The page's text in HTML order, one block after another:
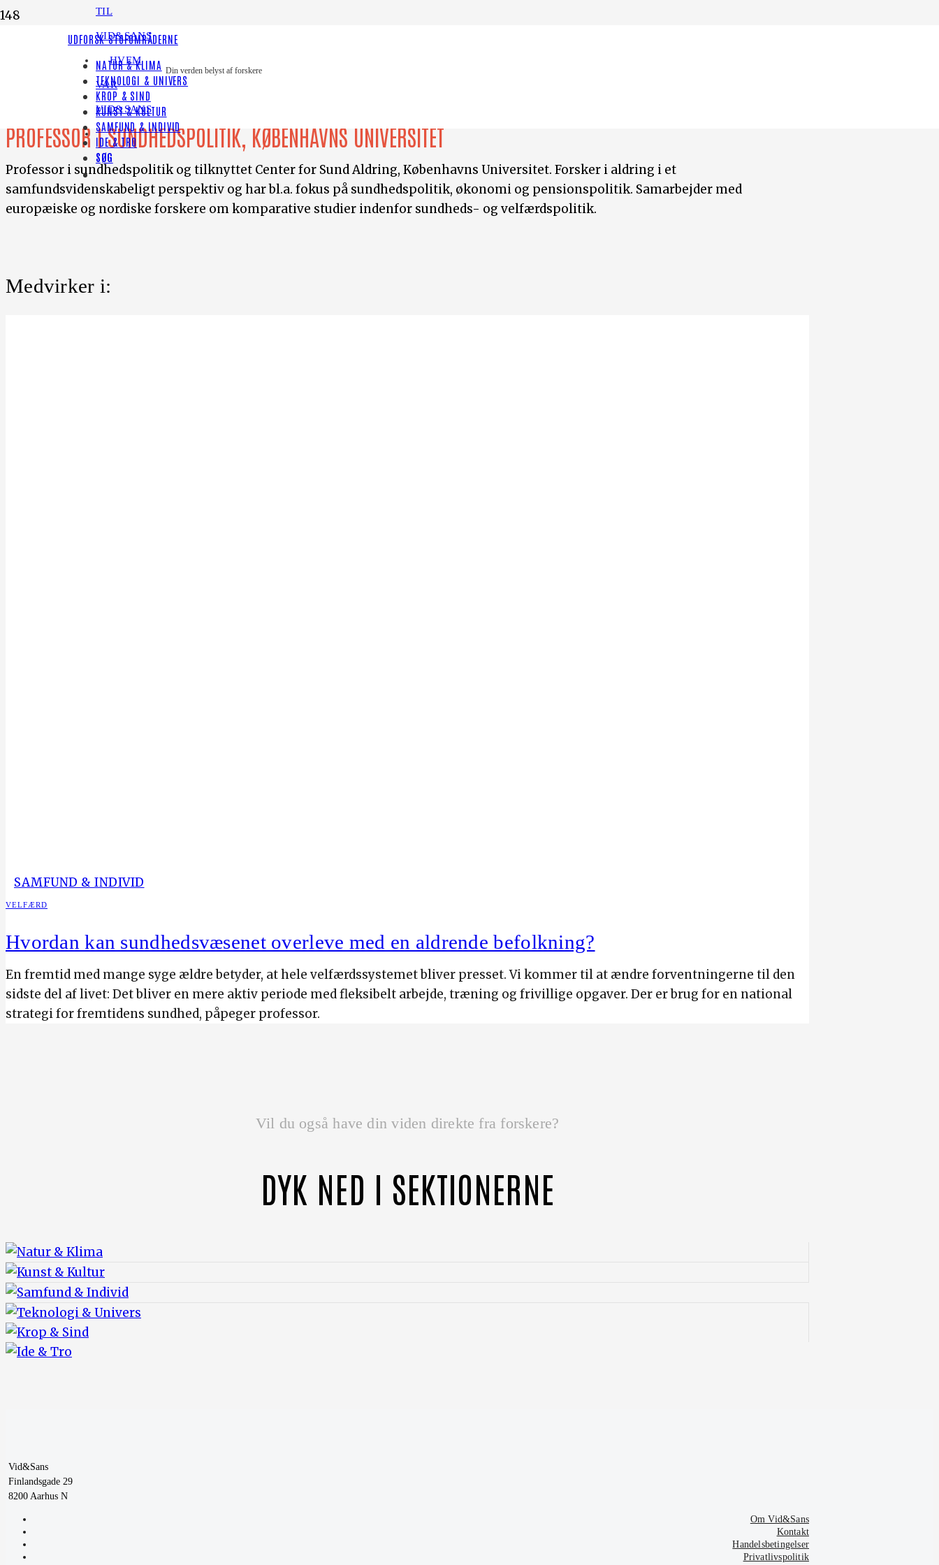
TIL
VID&SANS
HVEM
VAR
VID&SANS
Din verden belyst af forskere
UDFORSK STOFOMRÅDERNE
NATUR & KLIMA
TEKNOLOGI & UNIVERS
KROP & SIND
KUNST & KULTUR
SAMFUND & INDIVID
IDE & TRO
SØG
Karsten Vrangbæk
PROFESSOR I SUNDHEDSPOLITIK, KØBENHAVNS UNIVERSITET
Professor i sundhedspolitik og tilknyttet Center for Sund Aldring, Københavns Universitet. Forsker i aldring i et
samfundsvidenskabeligt perspektiv og har bl.a. fokus på sundhedspolitik, økonomi og pensionspolitik. Samarbejder med
europæiske og nordiske forskere om komparative studier indenfor sundheds- og velfærdspolitik.
Medvirker i:
SAMFUND & INDIVID
VELFÆRD
Hvordan kan sundhedsvæsenet overleve med en aldrende befolkning?
En fremtid med mange syge ældre betyder, at hele velfærdssystemet bliver presset. Vi kommer til at ændre forventningerne til den
sidste del af livet: Det bliver en mere aktiv periode med fleksibelt arbejde, træning og frivillige opgaver. Der er brug for en national
strategi for fremtidens sundhed, påpeger professor.
Vil du også have din viden direkte fra forskere?
DYK NED I SEKTIONERNE
Vid&Sans
Finlandsgade 29
8200 Aarhus N
Om Vid&Sans
Kontakt
Handelsbetingelser
Privatlivspolitik